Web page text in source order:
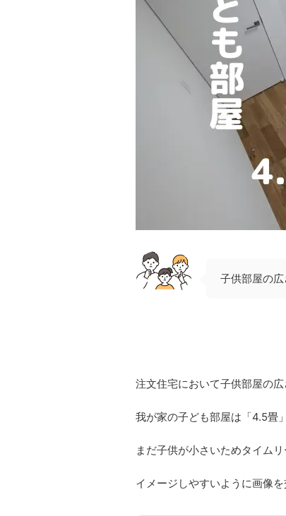
子供部屋の
注文住宅において子供部屋の
我が家の子ども部屋は「4.5畳
まだ子供が小さいためタイム
イメージしやすいように画像